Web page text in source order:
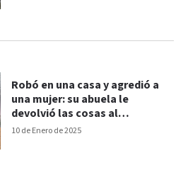
10 de Enero de 2025
Robó en una casa y agredió a
una mujer: su abuela le
devolvió las cosas al
damnificado